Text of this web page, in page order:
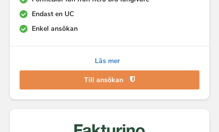
Endast en UC
Enkel ansökan
Läs mer
Till ansökan